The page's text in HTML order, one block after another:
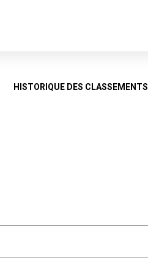
HISTORIQUE DES CLASSEMENTS